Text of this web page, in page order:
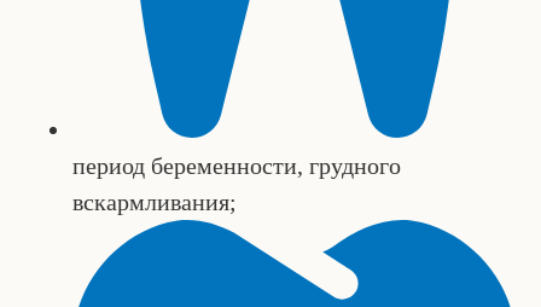
период беременности, грудного
вскармливания;